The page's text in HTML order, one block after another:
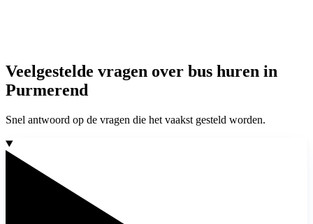
Veelgestelde vragen over bus huren in
Purmerend
Snel antwoord op de vragen die het vaakst gesteld worden.